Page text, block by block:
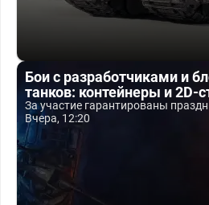
Бои с разработчиками и
танков: контейнеры и 2D-
За участие гарантированы
Вчера, 12:20